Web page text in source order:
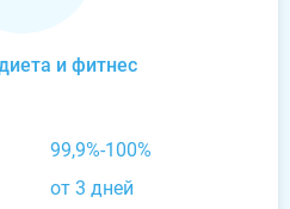
и фитнес
99,9%-100%
от 3 дней